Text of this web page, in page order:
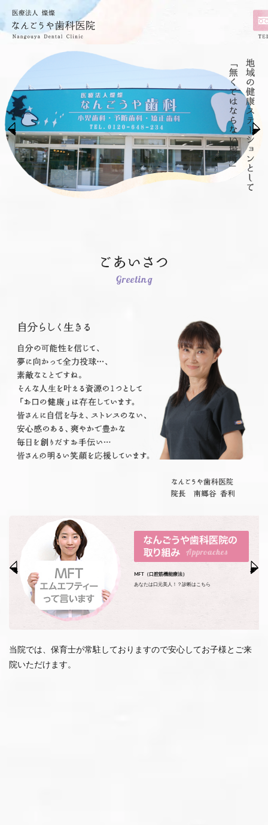
MFT（口腔筋機能療法）
あなたは口元美人！？診断はこちら
当院では、保育士が常駐しておりますので安心してお子様とご来
院いただけます。